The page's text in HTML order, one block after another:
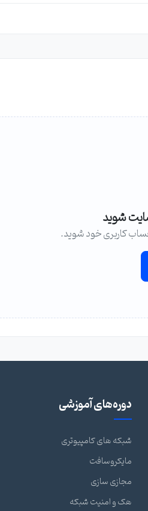
شوید
کاربری خود شوید.
دوره‌های آموزشی
شبکه های کامپیوتری
مایکروسافت
مجازی سازی
هک و امنیت شبکه